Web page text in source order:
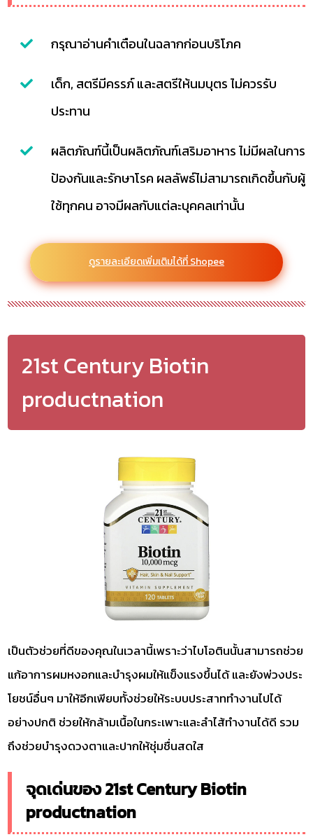
กรุณาอ่านคำเตือนในฉลากก่อนบริโภค
เด็ก, สตรีมีครรภ์ และสตรีให้นมบุตร ไม่ควรรับ
ประทาน
ผลิตภัณฑ์นี้เป็นผลิตภัณฑ์เสริมอาหาร ไม่มีผลในการ
ป้องกันและรักษาโรค ผลลัพธ์ไม่สามารถเกิดขึ้นกับผู้
ใช้ทุกคน อาจมีผลกับแต่ละบุคคลเท่านั้น
ดูรายละเอียดเพิ่มเติมได้ที่ Shopee
21st Century Biotin
productnation
เป็นตัวช่วยที่ดีของคุณในเวลานี้เพราะว่าไบโอตินนั้นสามารถช่วย
แก้อาการผมหงอกและบำรุงผมให้แข็งแรงขึ้นได้ และยังพ่วงประ
โยชน์อื่นๆ มาให้อีกเพียบทั้งช่วยให้ระบบประสาททำงานไปได้
อย่างปกติ ช่วยให้กล้ามเนื้อในกระเพาะและลำไส้ทำงานได้ดี รวม
ถึงช่วยบำรุงดวงตาและปากให้ชุ่มชื่นสดใส
จุดเด่นของ 21st Century Biotin
productnation